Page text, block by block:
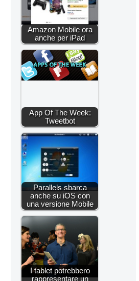
Amazon Mobile ora
anche per iPad
App Of The Week:
Tweetbot
Parallels sbarca
anche su iOS con
una versione Mobile
I tablet potrebbero
rappresentare un